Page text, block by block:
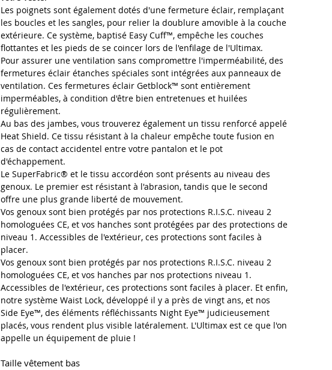
Les poignets sont également dotés d'une fermeture éclair, remplaçant
les boucles et les sangles, pour relier la doublure amovible à la couche
extérieure. Ce système, baptisé Easy Cuff™, empêche les couches
flottantes et les pieds de se coincer lors de l'enfilage de l'Ultimax.
Pour assurer une ventilation sans compromettre l'imperméabilité, des
fermetures éclair étanches spéciales sont intégrées aux panneaux de
ventilation. Ces fermetures éclair Getblock™ sont entièrement
imperméables, à condition d'être bien entretenues et huilées
régulièrement.
Au bas des jambes, vous trouverez également un tissu renforcé appelé
Heat Shield. Ce tissu résistant à la chaleur empêche toute fusion en
cas de contact accidentel entre votre pantalon et le pot
d'échappement.
Le SuperFabric® et le tissu accordéon sont présents au niveau des
genoux. Le premier est résistant à l'abrasion, tandis que le second
offre une plus grande liberté de mouvement.
Vos genoux sont bien protégés par nos protections R.I.S.C. niveau 2
homologuées CE, et vos hanches sont protégées par des protections de
niveau 1. Accessibles de l'extérieur, ces protections sont faciles à
placer.
Vos genoux sont bien protégés par nos protections R.I.S.C. niveau 2
homologuées CE, et vos hanches par nos protections niveau 1.
Accessibles de l'extérieur, ces protections sont faciles à placer. Et enfin,
notre système Waist Lock, développé il y a près de vingt ans, et nos
Side Eye™, des éléments réfléchissants Night Eye™ judicieusement
placés, vous rendent plus visible latéralement. L'Ultimax est ce que l'on
appelle un équipement de pluie !
Taille vêtement bas